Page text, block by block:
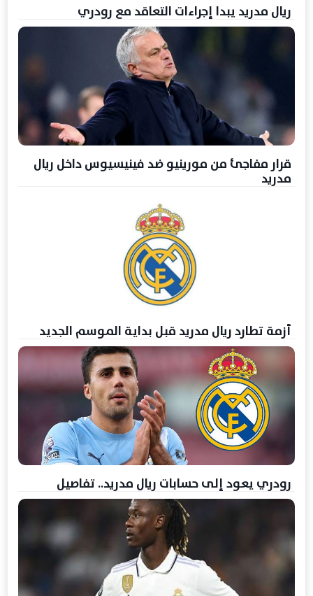
ريال مدريد يبدا إجراءات التعاقد مع رودري
قرار مفاجئ من مورينيو ضد فينيسيوس داخل ريال
مدريد
أزمة تطارد ريال مدريد قبل بداية الموسم الجديد
رودري يعود إلى حسابات ريال مدريد.. تفاصيل